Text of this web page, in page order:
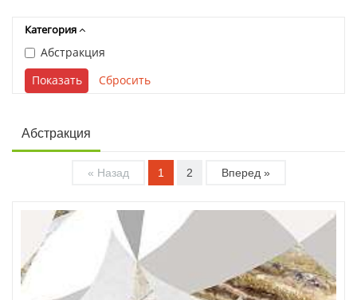
Категория
Абстракция
Абстракция
« Назад 1 2 Вперед »